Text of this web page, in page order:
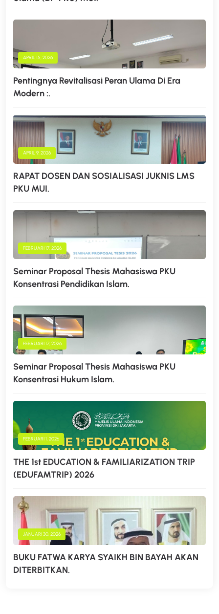
APRIL 15, 2026
Pentingnya Revitalisasi Peran Ulama Di Era
Modern :.
APRIL 9, 2026
RAPAT DOSEN DAN SOSIALISASI JUKNIS LMS
PKU MUI.
FEBRUARI 17, 2026
Seminar Proposal Thesis Mahasiswa PKU
Konsentrasi Pendidikan Islam.
FEBRUARI 17, 2026
Seminar Proposal Thesis Mahasiswa PKU
Konsentrasi Hukum Islam.
FEBRUARI 1, 2026
THE 1st EDUCATION & FAMILIARIZATION TRIP
(EDUFAMTRIP) 2026
JANUARI 30, 2026
BUKU FATWA KARYA SYAIKH BIN BAYAH AKAN
DITERBITKAN.